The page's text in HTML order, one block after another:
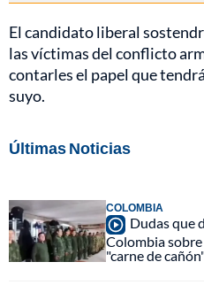
El candidato liberal
las víctimas del conflicto
contarles el papel que
suyo.
Últimas Noticias
COLOMBIA
Dudas que
Colombia
"carne de